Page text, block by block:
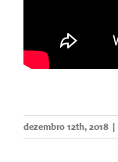
dezembro 12th, 2018 |